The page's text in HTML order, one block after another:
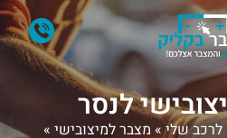
לנסר
שלי» מצבר למיצובישי »